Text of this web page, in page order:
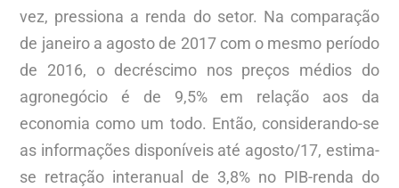
vez, pressiona a renda do setor. Na comparação
de janeiro a agosto de 2017 com o mesmo período
de 2016, o decréscimo nos preços médios do
agronegócio é de 9,5% em relação aos da
economia como um todo. Então, considerando-se
as informações disponíveis até agosto/17, estima-
se retração interanual de 3,8% no PIB-renda do